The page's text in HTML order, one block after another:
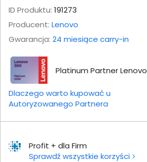
ID Produktu: 191273
Producent: Lenovo
Gwarancja: 24 miesiące carry-in
Platinum Partner Lenovo
Dlaczego warto kupować u
Autoryzowanego Partnera
Profit + dla Firm
Sprawdź wszystkie korzyści